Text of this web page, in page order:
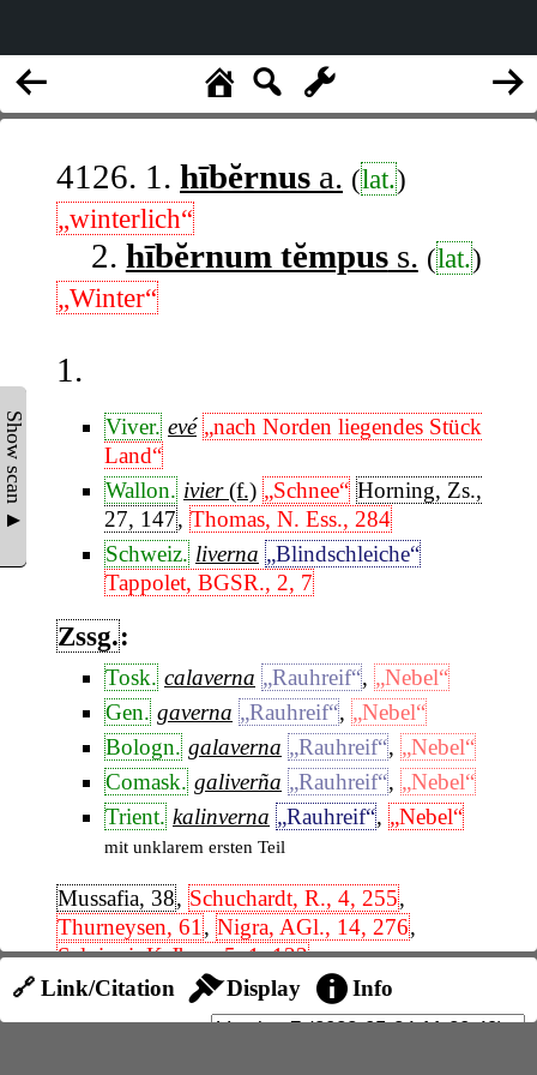
Show scan ▲
4126. 1. hībĕrnus a. (lat.)
„winterlich“
2. hībĕrnum tĕmpuss. (lat.)
„Winter“
1.
Viver. evé „nach Norden liegendes Stück
Land“
Wallon. ivier(f.) „Schnee“ Horning, Zs.,
27, 147, Thomas, N. Ess., 284
Schweiz. liverna „Blindschleiche“
Tappolet, BGSR., 2, 7
Zssg.:
Tosk. calaverna „Rauhreif“, „Nebel“
Gen. gaverna „Rauhreif“, „Nebel“
Bologn. galaverna „Rauhreif“, „Nebel“
Comask. galiverña „Rauhreif“, „Nebel“
Trient. kalinverna „Rauhreif“, „Nebel“
mit unklarem ersten Teil
Mussafia, 38, Schuchardt, R., 4, 255,
Thurneysen, 61, Nigra, AGl., 14, 276,
Salvioni, KrJber., 5, 1, 132
(Die Zugehörigkeit vontosk. calaverna usw.
🔗 Link/Citation Display Info